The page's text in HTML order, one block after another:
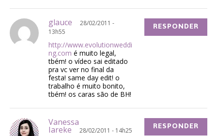
glauce
28/02/2011 -
13h55
http://www.evolutionweddi
ng.com é muito legal,
tbém! o vídeo sai editado
pra vc ver no final da
festa! same day edit! o
trabalho é muito bonito,
tbém! os caras são de BH!
RESPONDER
Vanessa
Iareke 28/02/2011 - 14h25 RESPONDER